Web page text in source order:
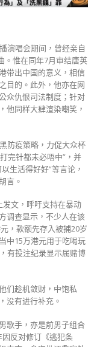
演唱会期间，曾经亲自
。惟在同年7月审结唐英
带出中国的意义，相信
目的。此外，他亦在网
众仇恨司法制度；针对
他同样大肆渲染嘲笑，
防疫策略，力促大众杯
完针都未必唔中”，并
生活得好好”等言论，
言。
文，呼吁支持在暴动
调查显示，不少人在该
，款额先存入被捕20岁
中15万港元用于吃喝玩
有投注纪录显示属赌博
们趁机敛财，中饱私
没有进行补充。
歌手，亦是前男子组合
反对修订《逃犯条